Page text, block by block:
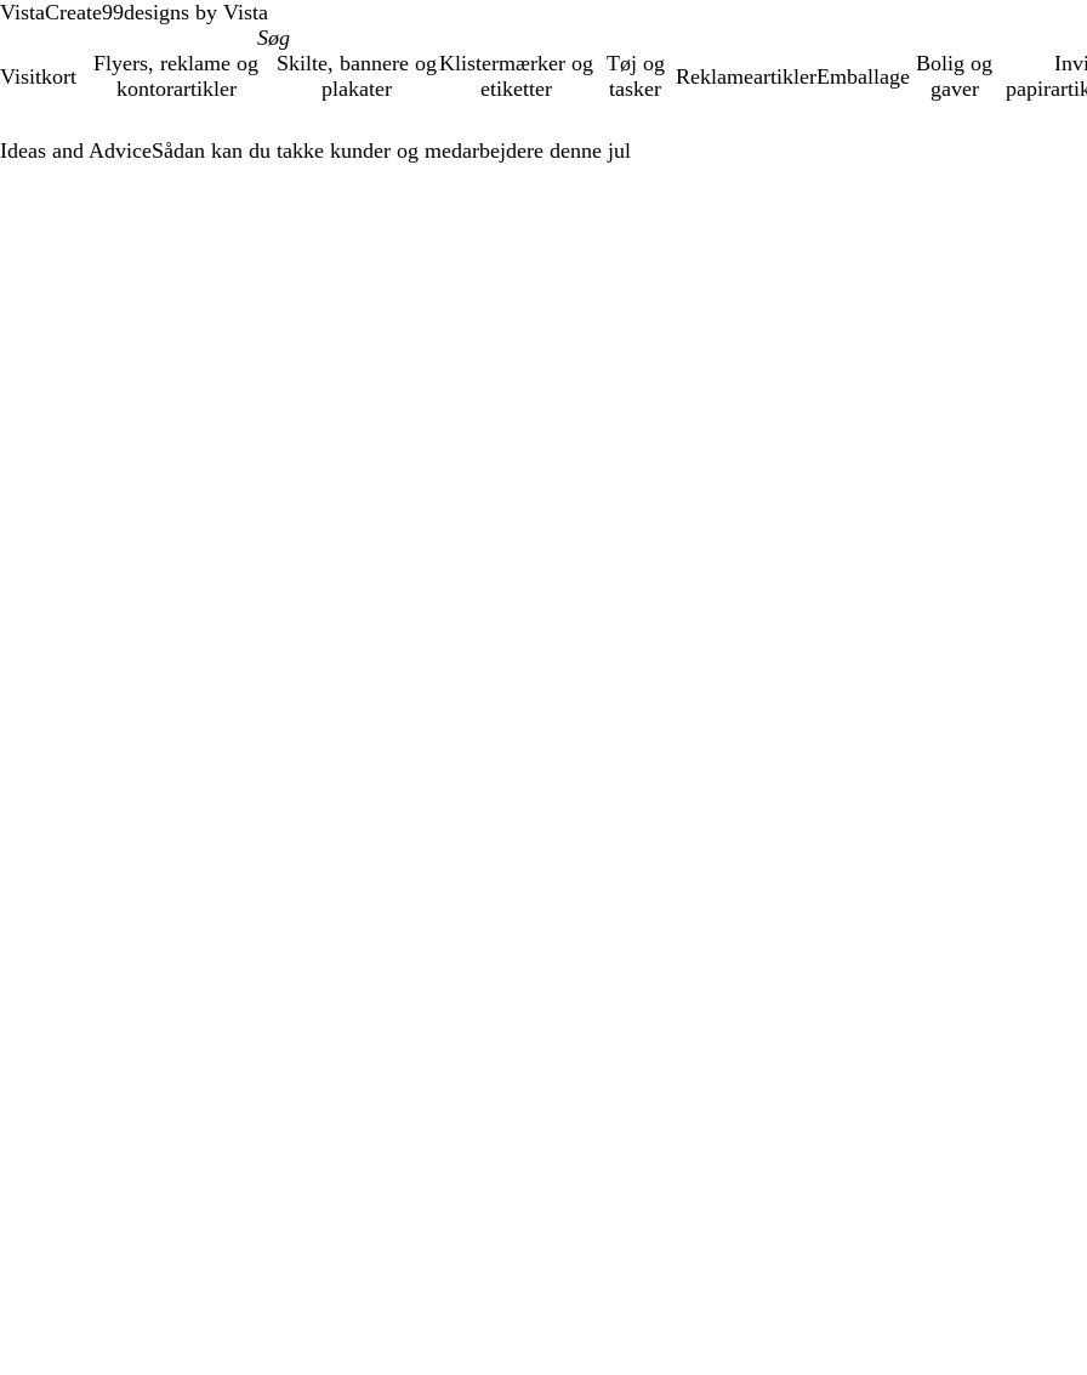
VistaCreate99designs by Vista
Visitkort
Flyers, reklame og
kontorartikler
Skilte, bannere og
plakater
Klistermærker og
etiketter
Tøj og
tasker
ReklameartiklerEmballage
Bolig og
gaver
Ideas and AdviceSådan kan du takke kunder og medarbejdere denne jul